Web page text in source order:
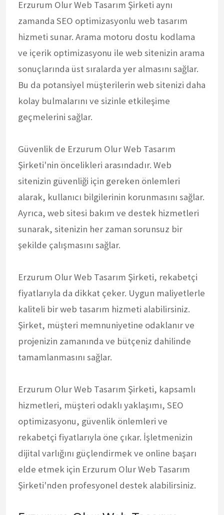
Erzurum Olur Web Tasarım Şirketi aynı
zamanda SEO optimizasyonlu web tasarım
hizmeti sunar. Arama motoru dostu kodlama
ve içerik optimizasyonu ile web sitenizin arama
sonuçlarında üst sıralarda yer almasını sağlar.
Bu da potansiyel müşterilerin web sitenizi daha
kolay bulmalarını ve sizinle etkileşime
geçmelerini sağlar.
Güvenlik de Erzurum Olur Web Tasarım
Şirketi'nin öncelikleri arasındadır. Web
sitenizin güvenliği için gereken önlemleri
alarak, kullanıcı bilgilerinin korunmasını sağlar.
Ayrıca, web sitesi bakım ve destek hizmetleri
sunarak, sitenizin her zaman sorunsuz bir
şekilde çalışmasını sağlar.
Erzurum Olur Web Tasarım Şirketi, rekabetçi
fiyatlarıyla da dikkat çeker. Uygun maliyetlerle
kaliteli bir web tasarım hizmeti alabilirsiniz.
Şirket, müşteri memnuniyetine odaklanır ve
projenizin zamanında ve bütçeniz dahilinde
tamamlanmasını sağlar.
Erzurum Olur Web Tasarım Şirketi, kapsamlı
hizmetleri, müşteri odaklı yaklaşımı, SEO
optimizasyonu, güvenlik önlemleri ve
rekabetçi fiyatlarıyla öne çıkar. İşletmenizin
dijital varlığını güçlendirmek ve online başarı
elde etmek için Erzurum Olur Web Tasarım
Şirketi'nden profesyonel destek alabilirsiniz.